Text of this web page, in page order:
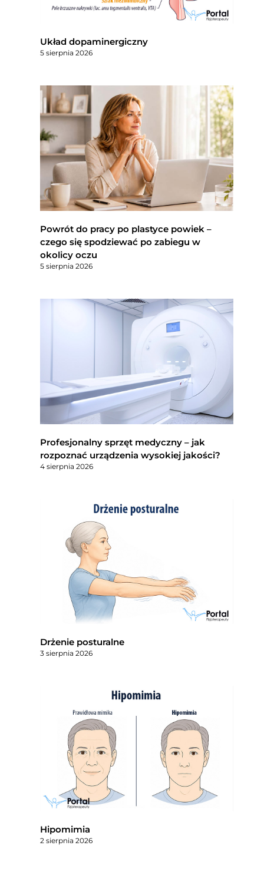
Układ dopaminergiczny
5 sierpnia 2026
Powrót do pracy po plastyce powiek –
czego się spodziewać po zabiegu w
okolicy oczu
5 sierpnia 2026
Profesjonalny sprzęt medyczny – jak
rozpoznać urządzenia wysokiej jakości?
4 sierpnia 2026
Drżenie posturalne
3 sierpnia 2026
Hipomimia
2 sierpnia 2026